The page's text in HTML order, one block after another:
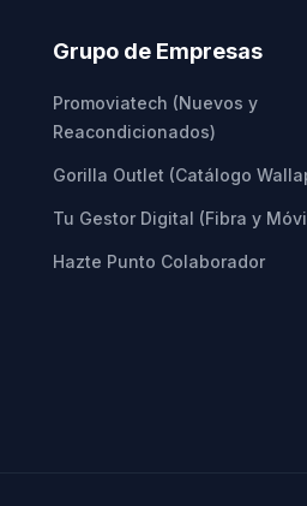
Grupo de Empresas
Promoviatech (Nuevos y
Reacondicionados)
Gorilla Outlet (Catálogo
Tu Gestor Digital (Fibra y
Hazte Punto Colaborador